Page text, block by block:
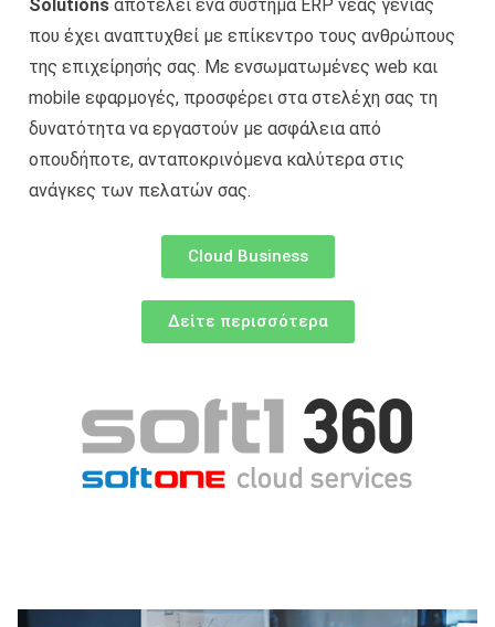
Solutions αποτελεί ένα σύστημα ERP νέας γενιάς
που έχει αναπτυχθεί με επίκεντρο τους ανθρώπους
της επιχείρησής σας. Με ενσωματωμένες web και
mobile εφαρμογές, προσφέρει στα στελέχη σας τη
δυνατότητα να εργαστούν με ασφάλεια από
οπουδήποτε, ανταποκρινόμενα καλύτερα στις
ανάγκες των πελατών σας.
Cloud Business
Δείτε περισσότερα